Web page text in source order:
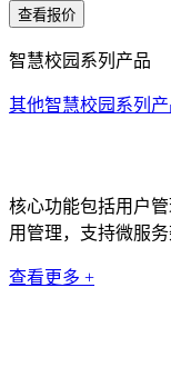
查看报价
智慧校园系列产品
其他智慧校园系列产
核心功能包括用户
用管理，支持微服
查看更多 +